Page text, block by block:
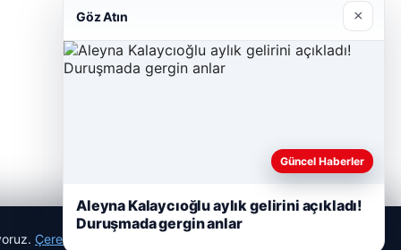
Enes Kaplan Avukatlık Bürosu
Çerez Politikamız
Göz Atın ×
Güncel Haberler
Aleyna Kalaycıoğlu aylık gelirini açıkladı!
Duruşmada gergin anlar